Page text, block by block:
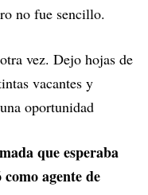
no fue sencillo.
vez. Dejo hojas de
vacantes y
oportunidad
que esperaba
agente de